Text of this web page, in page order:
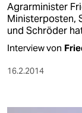
Agrarminister
Ministerposten,
und Schröder
Interview von
16.2.2014